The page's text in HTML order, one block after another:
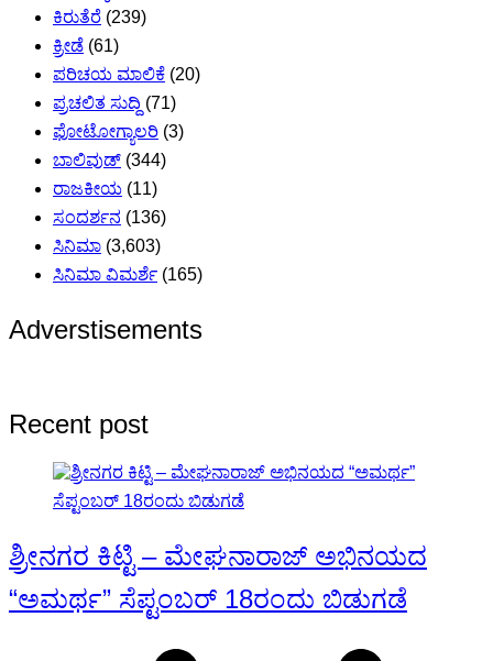
ಕಿರುತೆರೆ (239)
ಕ್ರೀಡೆ (61)
ಪರಿಚಯ ಮಾಲಿಕೆ (20)
ಪ್ರಚಲಿತ ಸುದ್ದಿ (71)
ಫೋಟೋಗ್ಯಾಲರಿ (3)
ಬಾಲಿವುಡ್ (344)
ರಾಜಕೀಯ (11)
ಸಂದರ್ಶನ (136)
ಸಿನಿಮಾ (3,603)
ಸಿನಿಮಾ ವಿಮರ್ಶೆ (165)
Adverstisements
Recent post
ಶ್ರೀನಗರ ಕಿಟ್ಟಿ – ಮೇಘನಾರಾಜ್ ಅಭಿನಯದ
“ಅಮರ್ಥ” ಸೆಪ್ಟಂಬರ್ 18ರಂದು ಬಿಡುಗಡೆ